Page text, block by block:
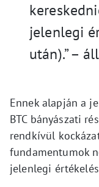
jelenlegi
után).” –
Ennek alapján a
BTC bányászati
rendkívül
fundamentumok
jelenlegi